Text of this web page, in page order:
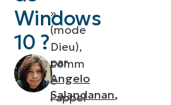
Windows
10 ?
par
Angelo
Salandanan,
Dépannage
Raccourci
tâches » du
panneau de
»
(mode
Dieu),
comm
e
l’appel